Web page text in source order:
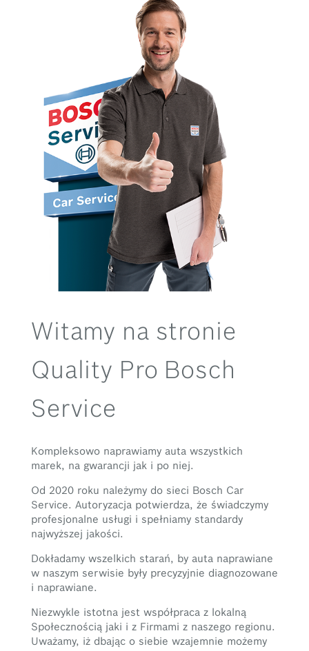
Witamy na stronie
Quality Pro Bosch
Service
Kompleksowo naprawiamy auta wszystkich
marek, na gwarancji jak i po niej.
Od 2020 roku należymy do sieci Bosch Car
Service. Autoryzacja potwierdza, że świadczymy
profesjonalne usługi i spełniamy standardy
najwyższej jakości.
Dokładamy wszelkich starań, by auta naprawiane
w naszym serwisie były precyzyjnie diagnozowane
i naprawiane.
Niezwykle istotna jest współpraca z lokalną
Społecznością jaki i z Firmami z naszego regionu.
Uważamy, iż dbając o siebie wzajemnie możemy